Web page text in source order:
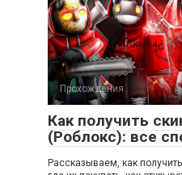
Прохождения
Как получить
(Роблокс): все
Рассказываем, как